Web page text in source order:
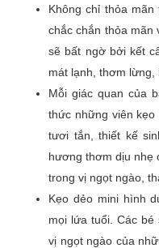
Không chỉ thỏa
chắc chắn thỏa mãn
sẽ bất ngờ bởi kết
mát lạnh, thơm lừng,
Mỗi giác quan của
thức những viên
tươi tắn, thiết kế
hương thơm dịu nhẹ
trong vị ngọt ngào,
Kẹo dẻo mini hình
mọi lứa tuổi. Các
vị ngọt ngào của
Đánh giá của bạn*